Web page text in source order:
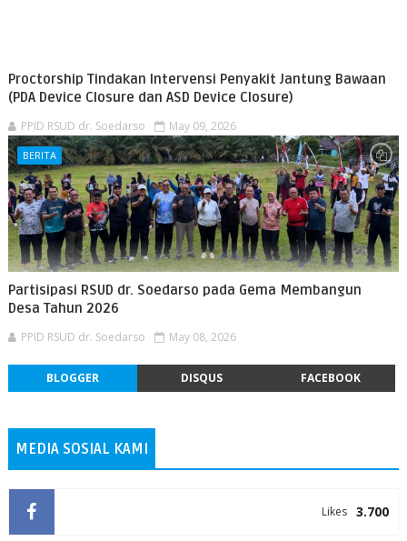
Proctorship Tindakan Intervensi Penyakit Jantung Bawaan
(PDA Device Closure dan ASD Device Closure)
PPID RSUD dr. Soedarso May 09, 2026
BERITA
Partisipasi RSUD dr. Soedarso pada Gema Membangun
Desa Tahun 2026
PPID RSUD dr. Soedarso May 08, 2026
BLOGGER DISQUS FACEBOOK
MEDIA SOSIAL KAMI
3.700
Likes